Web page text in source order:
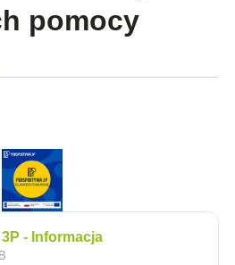
pomocy
- Informacja